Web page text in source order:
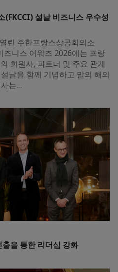
(FKCCI) 설날 비즈니스 우수성
린 주한프랑스상공회의소
즈니스 어워즈 2026에는 프랑
회원사, 파트너 및 주요 관계
날을 함께 기념하고 말의 해의
는…
을 통한 리더십 강화